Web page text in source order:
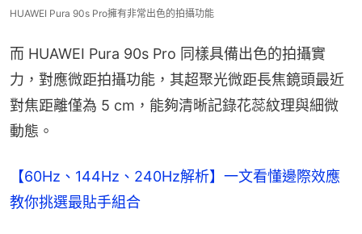
HUAWEI Pura 90s Pro擁有非常出色的拍攝功能
而 HUAWEI Pura 90s Pro 同樣具備出色的拍攝實
力，對應微距拍攝功能，其超聚光微距長焦鏡頭最近
對焦距離僅為 5 cm，能夠清晰記錄花蕊紋理與細微
動態。
【60Hz、144Hz、240Hz解析】一文看懂邊際效應
教你挑選最貼手組合